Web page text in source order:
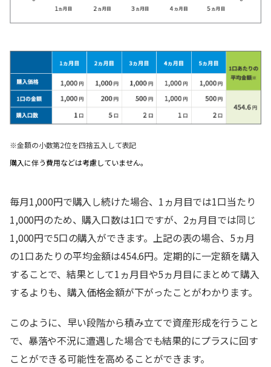
※金額の小数第2位を四捨五入して表記
購入に伴う費用などは考慮していません。
毎月1,000円で購入し続けた場合、1ヵ月目では1口当たり
1,000円のため、購入口数は1口ですが、2ヵ月目では同じ
1,000円で5口の購入ができます。上記の表の場合、5ヵ月
の1口あたりの平均金額は454.6円。定期的に一定額を購入
することで、結果として1ヵ月目や5ヵ月目にまとめて購入
するよりも、購入価格金額が下がったことがわかります。
このように、早い段階から積み立てで資産形成を行うこと
で、暴落や不況に遭遇した場合でも結果的にプラスに回す
ことができる可能性を高めることができます。